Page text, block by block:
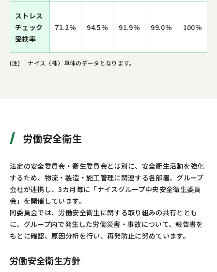
ストレス
チェック
受検率
71.2％ 94.5％ 91.9％ 99.0％ 100％
(注) ナイス（株）単体のデータとなります。
労働安全衛生
法定の安全委員会・衛生委員会とは別に、安全衛生活動を強化
するため、物流・製造・施工管理に関連する各部署、グループ
会社が連携し、3カ月毎に「ナイスグループ中央安全衛生委員
会」を開催しています。
同委員会では、労働安全衛生に関する取り組みの共有ととも
に、グループ内で発生した労働災害・事故について、報告書を
もとに確認、原因分析を行い、再発防止に努めています。
労働安全衛生方針